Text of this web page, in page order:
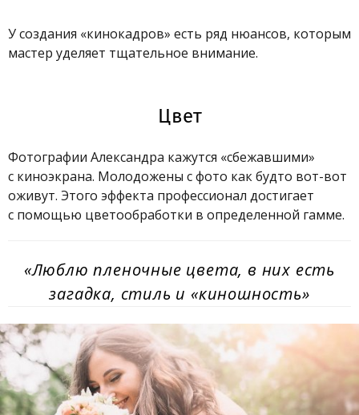
У создания «кинокадров» есть ряд нюансов, которым
мастер уделяет тщательное внимание.
Цвет
Фотографии Александра кажутся «сбежавшими»
с киноэкрана. Молодожены с фото как будто вот-вот
оживут. Этого эффекта профессионал достигает
с помощью цветообработки в определенной гамме.
«Люблю пленочные цвета, в них есть
загадка, стиль и «киношность»